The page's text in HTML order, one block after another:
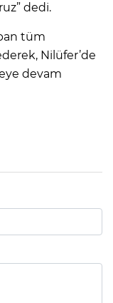
dedi.
tüm
Nilüfer’de
devam